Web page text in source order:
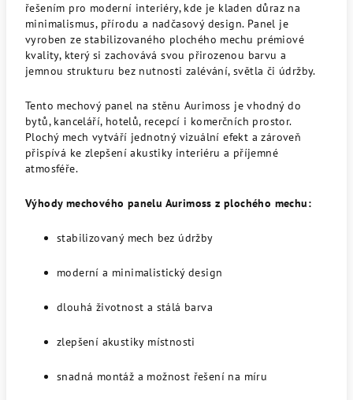
řešením pro moderní interiéry, kde je kladen důraz na
minimalismus, přírodu a nadčasový design. Panel je
vyroben ze stabilizovaného plochého mechu prémiové
kvality, který si zachovává svou přirozenou barvu a
jemnou strukturu bez nutnosti zalévání, světla či údržby.
Tento mechový panel na stěnu Aurimoss je vhodný do
bytů, kanceláří, hotelů, recepcí i komerčních prostor.
Plochý mech vytváří jednotný vizuální efekt a zároveň
přispívá ke zlepšení akustiky interiéru a příjemné
atmosféře.
Výhody mechového panelu Aurimoss z plochého mechu:
stabilizovaný mech bez údržby
moderní a minimalistický design
dlouhá životnost a stálá barva
zlepšení akustiky místnosti
snadná montáž a možnost řešení na míru